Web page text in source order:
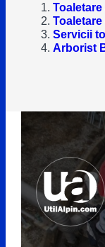
Servicii
Arborist